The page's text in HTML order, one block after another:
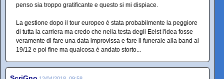
penso sia troppo gratificante e questo si mi dispiace.
La gestione dopo il tour europeo è stata probabilmente la peggiore
di tutta la carriera ma credo che nella testa degli Eelst l'idea fosse
veramente di fare una data improvissa e fare il funerale alla band al
19/12 e poi fine ma qualcosa è andato storto...